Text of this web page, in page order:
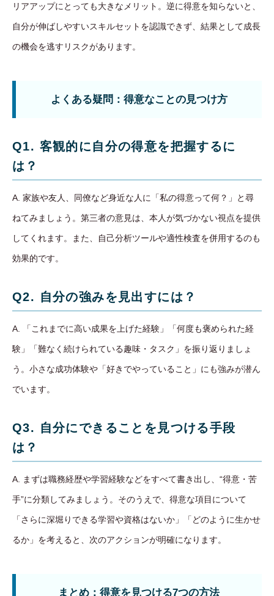
リアアップにとっても大きなメリット。逆に得意を知らないと、
自分が伸ばしやすいスキルセットを認識できず、結果として成長
の機会を逃すリスクがあります。
よくある疑問：得意なことの見つけ方
Q1. 客観的に自分の得意を把握するに
は？
A. 家族や友人、同僚など身近な人に「私の得意って何？」と尋
ねてみましょう。第三者の意見は、本人が気づかない視点を提供
してくれます。また、自己分析ツールや適性検査を併用するのも
効果的です。
Q2. 自分の強みを見出すには？
A. 「これまでに高い成果を上げた経験」「何度も褒められた経
験」「難なく続けられている趣味・タスク」を振り返りましょ
う。小さな成功体験や「好きでやっていること」にも強みが潜ん
でいます。
Q3. 自分にできることを見つける手段
は？
A. まずは職務経歴や学習経験などをすべて書き出し、“得意・苦
手”に分類してみましょう。そのうえで、得意な項目について
「さらに深堀りできる学習や資格はないか」「どのように生かせ
るか」を考えると、次のアクションが明確になります。
まとめ：得意を見つける7つの方法